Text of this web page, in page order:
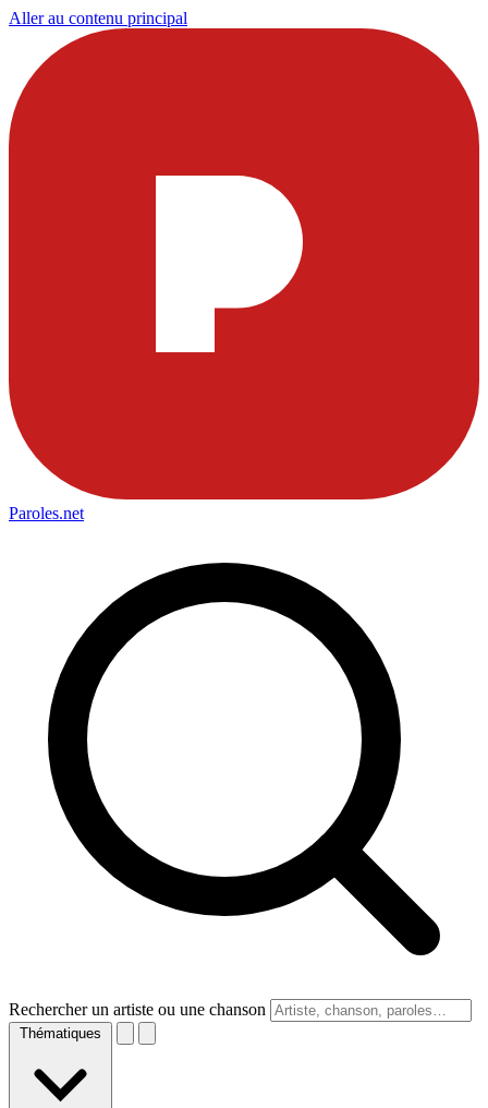
Aller au contenu principal
Paroles.net
Rechercher un artiste ou une chanson
Thématiques